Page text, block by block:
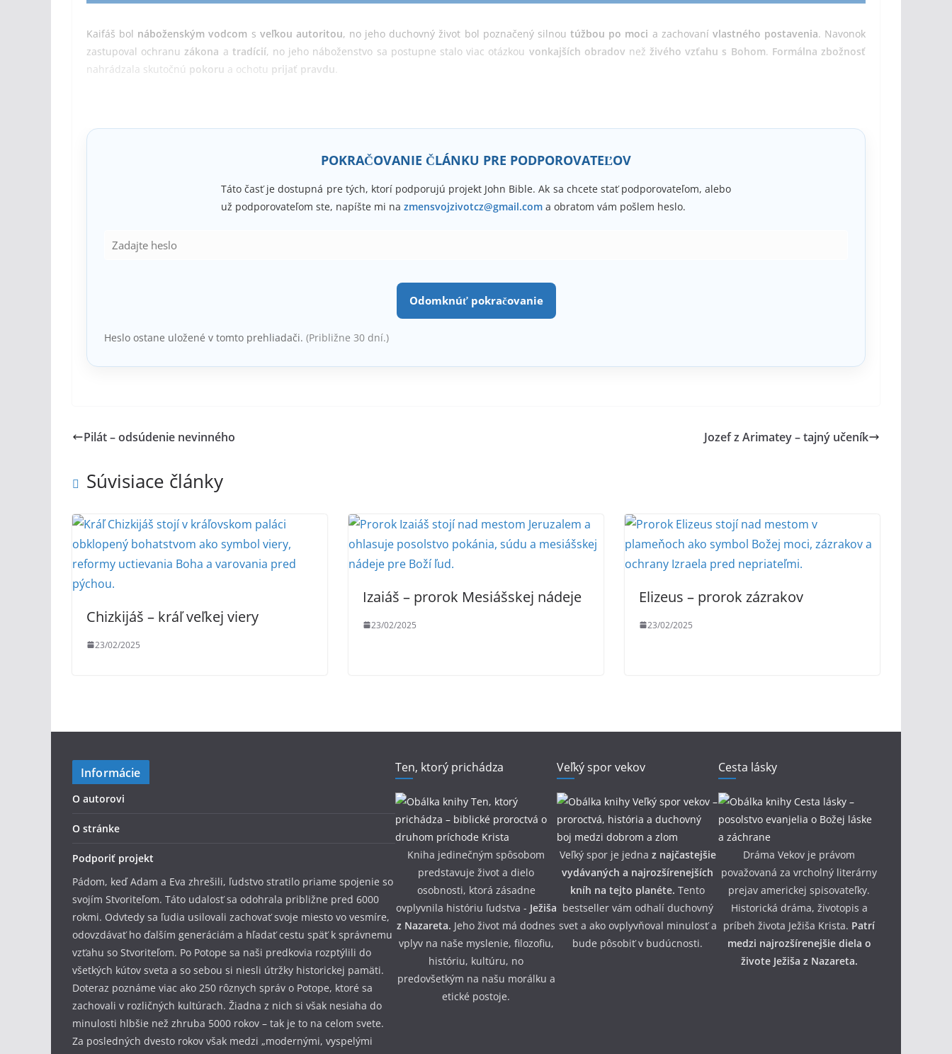
Kaifáš bol náboženským vodcom s veľkou autoritou, no jeho duchovný život bol poznačený silnoutúžbou po moci a zachovaní vlastného postavenia. Navonok
zastupoval ochranu zákona a tradícií, no jeho náboženstvo sa postupne stalo viac otázkou vonkajších obradov než živého vzťahu s Bohom. Formálna zbožnosť
nahrádzala skutočnú pokoru a ochotu prijať pravdu
POKRAČOVANIE ČLÁNKU PRE PODPOROVATEĽOV
Táto časť je dostupná pre tých, ktorí podporujú projekt John Bible. Ak sa chcete stať podporovateľom, alebo
už podporovateľom ste, napíšte mi na zmensvojzivotcz@gmail.com a obratom vám pošlem heslo.
Odomknúť pokračovanie
Heslo ostane uložené v tomto prehliadači. (Približne 30 dní.)
Pilát – odsúdenie nevinného Jozef z Arimatey – tajný učeník
Súvisiace články
Chizkijáš – kráľ veľkej viery
23/02/2025
Izaiáš – prorok Mesiášskej nádeje
23/02/2025
Elizeus – prorok zázrakov
23/02/2025
Informácie
O autorovi
O stránke
Podporiť projekt
Pádom, keď Adam a Eva zhrešili, ľudstvo stratilo priame spojenie so
svojím Stvoriteľom. Táto udalosť sa odohrala približne pred 6000
rokmi. Odvtedy sa ľudia usilovali zachovať svoje miesto vo vesmíre,
odovzdávať ho ďalším generáciám a hľadať cestu späť k správnemu
vzťahu so Stvoriteľom. Po Potope sa naši predkovia rozptýlili do
všetkých kútov sveta a so sebou si niesli útržky historickej pamäti.
Doteraz poznáme viac ako 250 rôznych správ o Potope, ktoré sa
zachovali v rozličných kultúrach. Žiadna z nich si však nesiaha do
minulosti hlbšie než zhruba 5000 rokov – tak je to na celom svete.
Za posledných dvesto rokov však medzi „modernými, vyspelými
Ten, ktorý prichádza
Kniha jedinečným spôsobom
predstavuje život a dielo
osobnosti, ktorá zásadne
ovplyvnila históriu ľudstva - Ježiša
z Nazareta. Jeho život má dodnes
vplyv na naše myslenie, filozofiu,
históriu, kultúru, no
predovšetkým na našu morálku a
etické postoje.
Veľký spor vekov
Veľký spor je jedna z najčastejšie
vydávaných a najrozšírenejších
kníh na tejto planéte. Tento
bestseller vám odhalí duchovný
svet a ako ovplyvňoval minulosť a
bude pôsobiť v budúcnosti.
Cesta lásky
Dráma Vekov je právom
považovaná za vrcholný literárny
prejav americkej spisovateľky.
Historická dráma, životopis a
príbeh života Ježiša Krista. Patrí
medzi najrozšírenejšie diela o
živote Ježiša z Nazareta.